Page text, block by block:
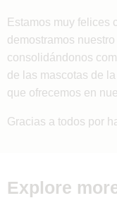
Estamos muy felices
demostramos
consolidándonos
de las mascotas de
que ofrecemos en
Gracias a todos por
Explore